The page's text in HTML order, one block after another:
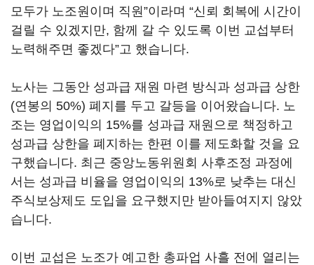
모두가 노조원이며 직원”이라며 “신뢰 회복에 시간이
걸릴 수 있겠지만, 함께 갈 수 있도록 이번 교섭부터
노력해주면 좋겠다”고 했습니다.
노사는 그동안 성과급 재원 마련 방식과 성과급 상한
(연봉의 50%) 폐지를 두고 갈등을 이어왔습니다. 노
조는 영업이익의 15%를 성과급 재원으로 책정하고
성과급 상한을 폐지하는 한편 이를 제도화할 것을 요
구했습니다. 최근 중앙노동위원회 사후조정 과정에
서는 성과급 비율을 영업이익의 13%로 낮추는 대신
주식보상제도 도입을 요구했지만 받아들여지지 않았
습니다.
이번 교섭은 노조가 예고한 총파업 사흘 전에 열리는